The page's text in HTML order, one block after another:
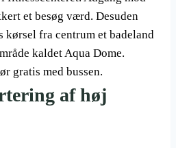
et besøg værd. Desuden
kørsel fra centrum et badeland
kaldet Aqua Dome.
gratis med bussen.
af høj